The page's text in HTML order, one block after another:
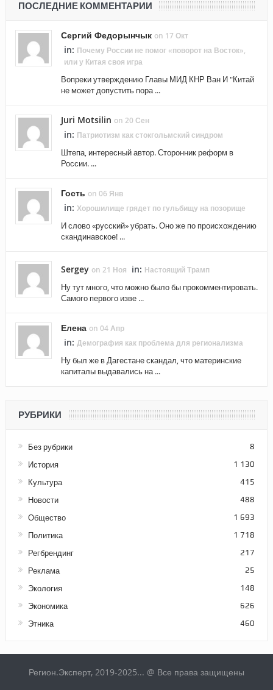
ПОСЛЕДНИЕ КОММЕНТАРИИ
Сергий Федорынчык on 17 Окт
in: Почему России не помог «поворот на Восток»,
или у Китая своя игра
Вопреки утверждению Главы МИД КНР Ван И "Китай
не может допустить пора ...
Juri Motsilin on 20 Сен
in: Патриотизм как стокгольмский синдром
Штепа, интересный автор. Сторонник реформ в
России. ...
Гость on 06 Янв
in: Хорошилище грядет по гульбищу на позорище
И слово «русский» убрать. Оно же по происхождению
скандинавское! ...
Sergey on 21 Ноя in: Настоящий Трамп
Ну тут много, что можно было бы прокомментировать.
Самого первого изве ...
Елена on 04 Апр
in: Демография как проблема для регионализма
Ну был же в Дагестане скандал, что материнские
капиталы выдавались на ...
РУБРИКИ
Без рубрики 8
История 1 130
Культура 415
Новости 488
Общество 1 693
Политика 1 718
Регбрендинг 217
Реклама 25
Экология 148
Экономика 626
Этника 460
Регион.Эксперт, 2019-2025... @ Все права защищены